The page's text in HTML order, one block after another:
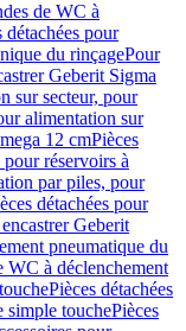
de WC à
détachées pour
du rinçagePour
Geberit Sigma
sur secteur, pour
alimentation sur
12 cmPièces
réservoirs à
par piles, pour
détachées pour
Geberit
pneumatique du
WC à déclenchement
Pièces détachées
simple touchePièces